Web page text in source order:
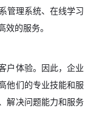
管理系统、在线学习
效的服务。
户体验。因此，企业
他们的专业技能和服
解决问题能力和服务